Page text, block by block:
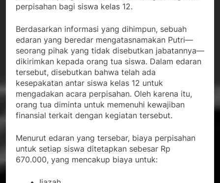
perpisahan bagi siswa kelas 12.
Berdasarkan informasi yang dihimpun, sebuah
edaran yang beredar mengatasnamakan Putri—
seorang pihak yang tidak disebutkan jabatannya—
dikirimkan kepada orang tua siswa. Dalam edaran
tersebut, disebutkan bahwa telah ada
kesepakatan antar siswa kelas 12 untuk
mengadakan acara perpisahan. Oleh karena itu,
orang tua diminta untuk memenuhi kewajiban
finansial terkait dengan kegiatan tersebut.
Menurut edaran yang tersebar, biaya perpisahan
untuk setiap siswa ditetapkan sebesar Rp
670.000, yang mencakup biaya untuk: